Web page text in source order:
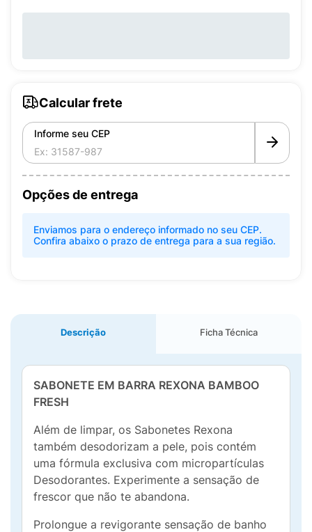
Calcular frete
Informe seu CEP
Opções de entrega
Enviamos para o endereço informado no seu CEP.
Confira abaixo o prazo de entrega para a sua região.
Descrição Ficha Técnica
SABONETE EM BARRA REXONA BAMBOO
FRESH
Além de limpar, os Sabonetes Rexona
também desodorizam a pele, pois contém
uma fórmula exclusiva com micropartículas
Desodorantes. Experimente a sensação de
frescor que não te abandona.
Prolongue a revigorante sensação de banho